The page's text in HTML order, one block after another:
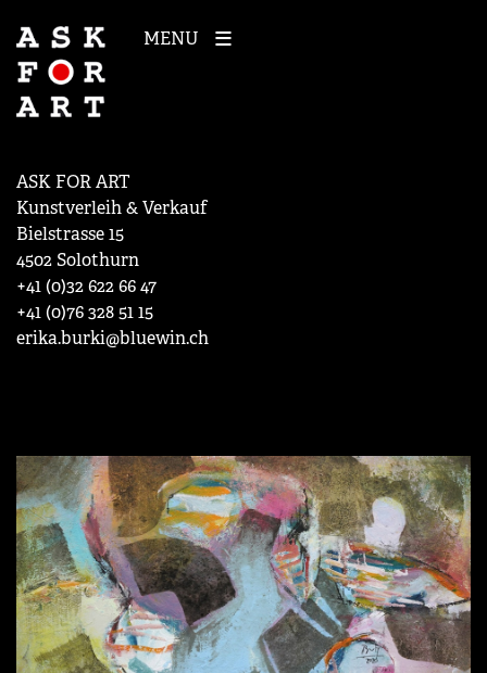
MENU
ASK FOR ART
Kunstverleih & Verkauf
Bielstrasse 15
4502 Solothurn
+41 (0)32 622 66 47
+41 (0)76 328 51 15
erika.burki@bluewin.ch